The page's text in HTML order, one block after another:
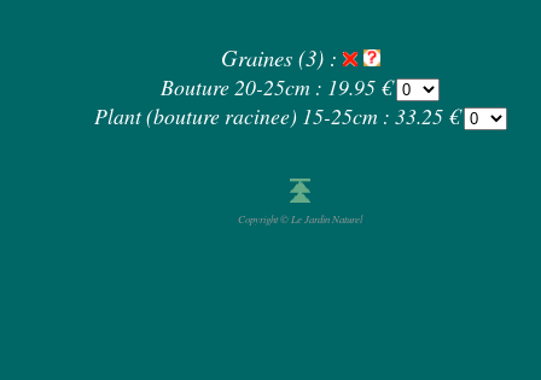
Graines (3) :
Bouture 20-25cm : 19.95 €
Plant (bouture racinee) 15-25cm : 33.25 €
Copyright © Le Jardin Naturel